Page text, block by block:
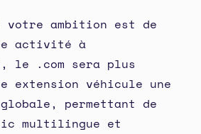
ambition est de
activité à
.com sera plus
extension véhicule une
permettant de
multilingue et